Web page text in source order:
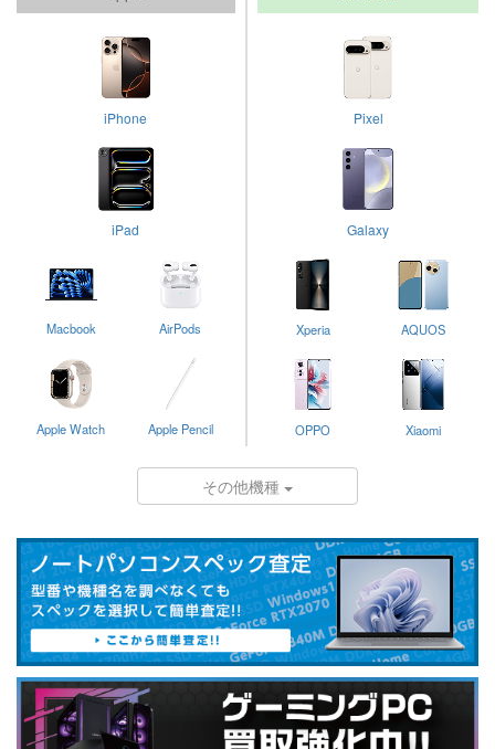
iPhone
iPad
Macbook AirPods
Apple Watch Apple Pencil
Pixel
Galaxy
Xperia AQUOS
OPPO Xiaomi
その他機種